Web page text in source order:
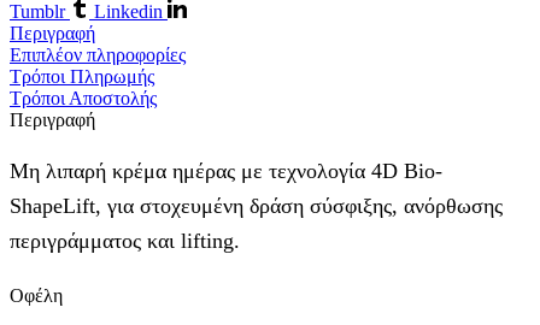
Tumblr
Linkedin
Περιγραφή
Επιπλέον πληροφορίες
Τρόποι Πληρωμής
Τρόποι Αποστολής
Περιγραφή
Μη λιπαρή κρέμα ημέρας με τεχνολογία 4D Bio-
ShapeLift, για στοχευμένη δράση σύσφιξης, ανόρθωσης
περιγράμματος και lifting.
Οφέλη